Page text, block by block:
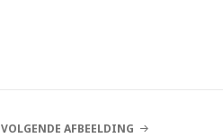
VOLGENDE AFBEELDING